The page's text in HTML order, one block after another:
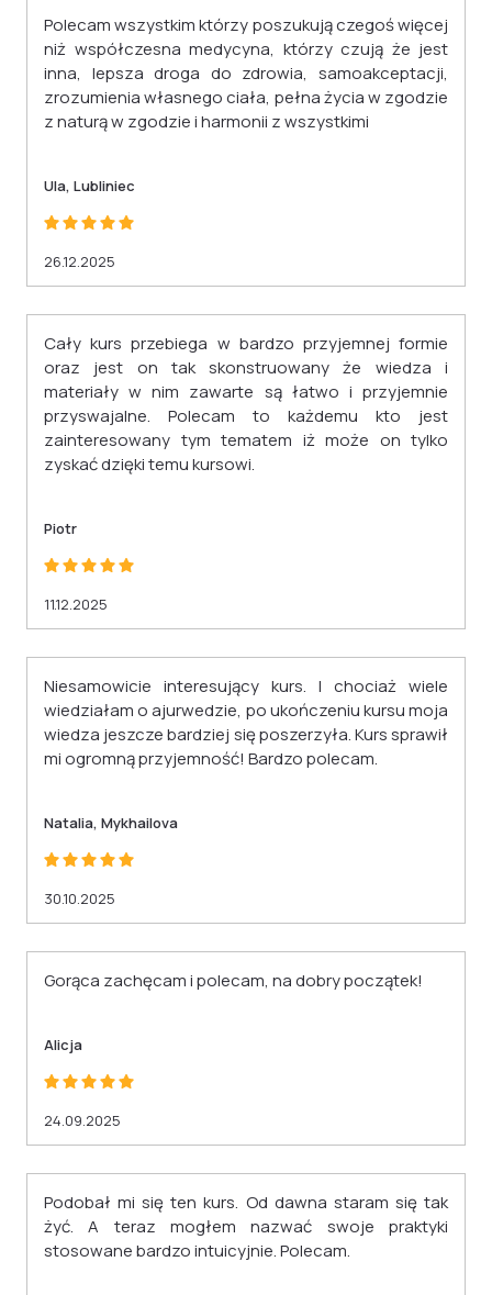
Polecam wszystkim którzy poszukują czegoś więcej
niż współczesna medycyna, którzy czują że jest
inna, lepsza droga do zdrowia, samoakceptacji,
zrozumienia własnego ciała, pełna życia w zgodzie
z naturą w zgodzie i harmonii z wszystkimi
Ula, Lubliniec
26.12.2025
Cały kurs przebiega w bardzo przyjemnej formie
oraz jest on tak skonstruowany że wiedza i
materiały w nim zawarte są łatwo i przyjemnie
przyswajalne. Polecam to każdemu kto jest
zainteresowany tym tematem iż może on tylko
zyskać dzięki temu kursowi.
Piotr
11.12.2025
Niesamowicie interesujący kurs. I chociaż wiele
wiedziałam o ajurwedzie, po ukończeniu kursu moja
wiedza jeszcze bardziej się poszerzyła. Kurs sprawił
mi ogromną przyjemność! Bardzo polecam.
Natalia, Mykhailova
30.10.2025
Gorąca zachęcam i polecam, na dobry początek!
Alicja
24.09.2025
Podobał mi się ten kurs. Od dawna staram się tak
żyć. A teraz mogłem nazwać swoje praktyki
stosowane bardzo intuicyjnie. Polecam.